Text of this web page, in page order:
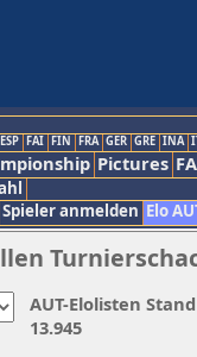
ESP FAI FIN FRA GER GRE INA
Pictures
Spieler anmelden Elo
AUT-Elolisten
13.945